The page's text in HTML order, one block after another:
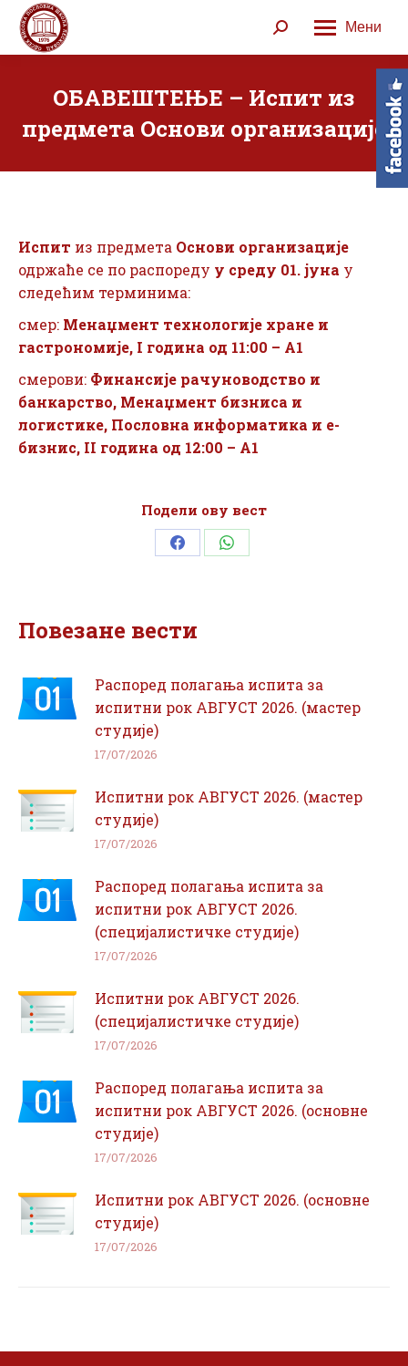
Мени
Search:
ОБАВЕШТЕЊЕ – Испит из
предмета Основи организације
Испит из предмета Основи организације
одржаће се по распореду у среду 01.јуна у
следећим терминима:
смер: Менаџмент технологије хране и
гастрономије, I година од 11:00 – А1
смерови: Финансије рачуноводство и
банкарство, Менаџмент бизниса и
логистике, Пословна информатика и е-
бизнис, II година од 12:00 – А1
Подели ову вест
Share Share
Повезане вести
Распоред полагања испита за
испитни рок АВГУСТ 2026. (мастер
студије)
17/07/2026
Испитни рок АВГУСТ 2026. (мастер
студије)
17/07/2026
Распоред полагања испита за
испитни рок АВГУСТ 2026.
(специјалистичке студије)
17/07/2026
Испитни рок АВГУСТ 2026.
(специјалистичке студије)
17/07/2026
Распоред полагања испита за
испитни рок АВГУСТ 2026. (основне
студије)
17/07/2026
Испитни рок АВГУСТ 2026. (основне
студије)
17/07/2026